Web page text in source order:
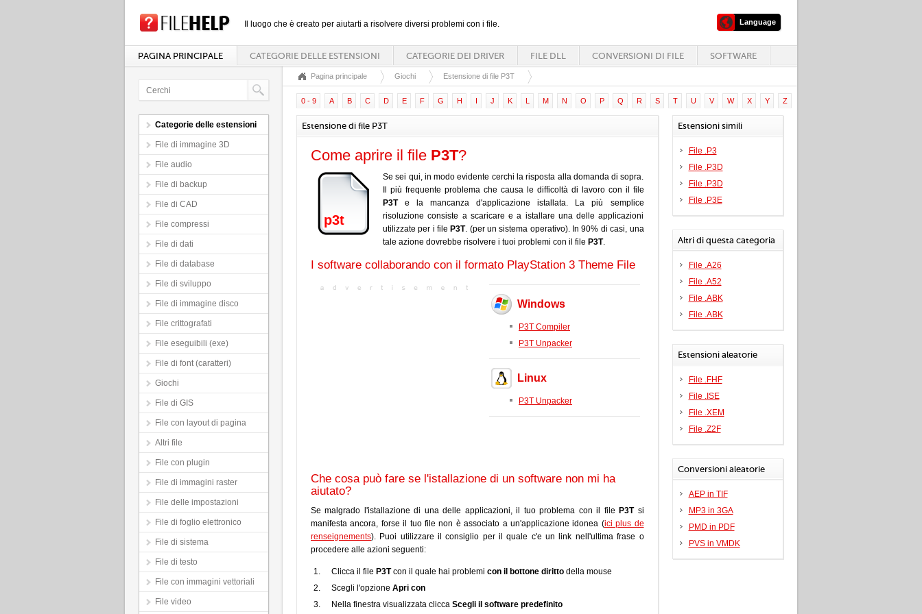
Il luogo che è creato per aiutarti a risolvere diversi problemi con i file. Language
PAGINA PRINCIPALE CATEGORIE DELLE ESTENSIONI CATEGORIE DEI DRIVER FILE DLL CONVERSIONI DI FILE SOFTWARE
Categorie delle estensioni
File di immagine 3D
File audio
File di backup
File di CAD
File compressi
File di dati
File di database
File di sviluppo
File di immagine disco
File crittografati
File eseguibili (exe)
File di font (caratteri)
Giochi
File di GIS
File con layout di pagina
Altri file
File con plugin
File di immagini raster
File delle impostazioni
File di foglio elettronico
File di sistema
File di testo
File con immagini vettoriali
File video
Pagina principale Giochi Estensione di file P3T
0 - 9 A B C D E F G H I J K L M N O P Q R S T U V W X Y Z
Estensione di file P3T
Come aprire il file P3T?
p3t
Se sei qui, in modo evidente cerchi la risposta alla domanda di sopra.
Il più frequente problema che causa le difficoltà di lavoro con il file
P3Te la mancanza d'applicazione istallata. La più semplice
risoluzione consiste a scaricare e a istallare una delle applicazioni
utilizzate per i file P3T. (per un sistema operativo). In 90% di casi, una
tale azione dovrebbe risolvere i tuoi problemi con il file P3T.
I software collaborando con il formato PlayStation 3 Theme File
Windows
P3T Compiler
P3T Unpacker
Linux
P3T Unpacker
Che cosa può fare se l'istallazione di un software non mi ha
aiutato?
Se malgrado l'istallazione di una delle applicazioni, il tuo problema con il file P3Tsi
manifesta ancora, forse il tuo file non è associato a un'applicazione idonea (ici plus de
renseignements). Puoi utilizzare il consiglio per il quale c'e un link nell'ultima frase o
procedere alle azioni seguenti:
Clicca il file P3Tcon il quale hai problemi con il bottone diritto della mouse
Scegli l'opzione Apri con
Nella finestra visualizzata clicca Scegli il software predefinito
Estensioni simili
File .P3
File .P3D
File .P3D
File .P3E
Altri di questa categoria
File .A26
File .A52
File .ABK
File .ABK
Estensioni aleatorie
File .FHF
File .ISE
File .XEM
File .Z2F
Conversioni aleatorie
AEP in TIF
MP3 in 3GA
PMD in PDF
PVS in VMDK